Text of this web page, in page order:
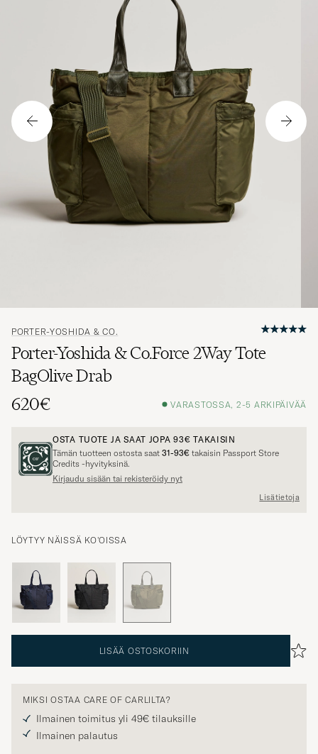
PORTER-YOSHIDA & CO.
Porter-Yoshida & Co.Force 2Way Tote
BagOlive Drab
620€
VARASTOSSA, 2-5 ARKIPÄIVÄÄ
OSTA TUOTE JA SAAT JOPA93€ TAKAISIN
Tämän tuotteen ostosta saat 31-93€ takaisin Passport Store
Credits -hyvityksinä.
Kirjaudu sisään tai rekisteröidy nyt
Lisätietoja
LÖYTYY NÄISSÄ KO'OISSA
LISÄÄ OSTOSKORIIN
MIKSI OSTAA CARE OF CARLILTA?
Ilmainen toimitus yli 49€ tilauksille
Ilmainen palautus